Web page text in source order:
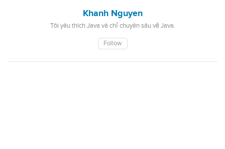
Khanh Nguyen
Tôi yêu thích Java và chỉ chuyên sâu về Java.
Follow